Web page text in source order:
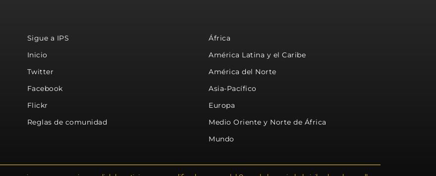
Sigue a IPS
Inicio
Twitter
Facebook
Flickr
Reglas de comunidad
África
América Latina y el Caribe
América del Norte
Asia-Pacífico
Europa
Medio Oriente y Norte de África
Mundo